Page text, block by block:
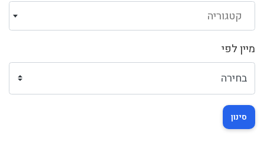
קטגוריה
מיין לפי
סינון